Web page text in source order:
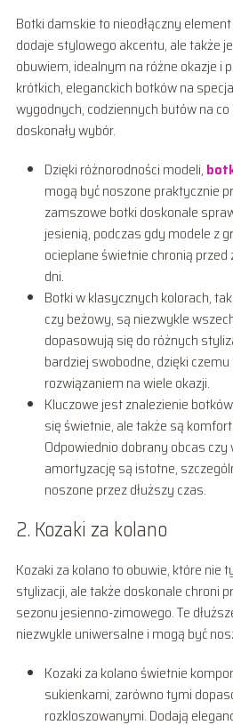
Botki damskie to nieodłączny
dodaje stylowego akcentu, ale także
obuwiem, idealnym na różne okazje i
krótkich, eleganckich botków na
wygodnych, codziennych butów na
doskonały wybór.
Dzięki różnorodności modeli,
mogą być noszone praktycznie
zamszowe botki doskonale
jesienią, podczas gdy modele z
ocieplane świetnie chronią
dni.
Botki w klasycznych kolorach,
czy beżowy, są niezwykle
dopasowują się do różnych
bardziej swobodne, dzięki
rozwiązaniem na wiele okazji.
Kluczowe jest znalezienie
się świetnie, ale także są
Odpowiednio dobrany obcas czy
amortyzację są istotne,
noszone przez dłuższy czas.
2. Kozaki za kolano
Kozaki za kolano to obuwie, które nie
stylizacji, ale także doskonale chroni
sezonu jesienno-zimowego. Te
niezwykle uniwersalne i mogą być
Kozaki za kolano świetnie
sukienkami, zarówno tymi
rozkloszowanymi. Dodają